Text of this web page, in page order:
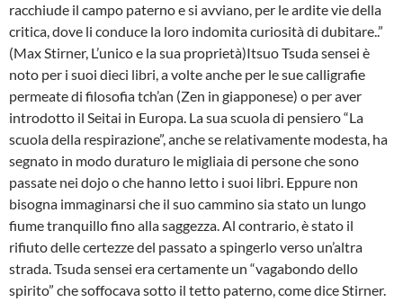
racchiude il campo paterno e si avviano, per le ardite vie della
critica, dove li conduce la loro indomita curiosità di dubitare..”
(Max Stirner, L’unico e la sua proprietà)Itsuo Tsuda sensei è
noto per i suoi dieci libri, a volte anche per le sue calligrafie
permeate di filosofia tch’an (Zen in giapponese) o per aver
introdotto il Seitai in Europa. La sua scuola di pensiero “La
scuola della respirazione”, anche se relativamente modesta, ha
segnato in modo duraturo le migliaia di persone che sono
passate nei dojo o che hanno letto i suoi libri. Eppure non
bisogna immaginarsi che il suo cammino sia stato un lungo
fiume tranquillo fino alla saggezza. Al contrario, è stato il
rifiuto delle certezze del passato a spingerlo verso un’altra
strada. Tsuda sensei era certamente un “vagabondo dello
spirito” che soffocava sotto il tetto paterno, come dice Stirner.